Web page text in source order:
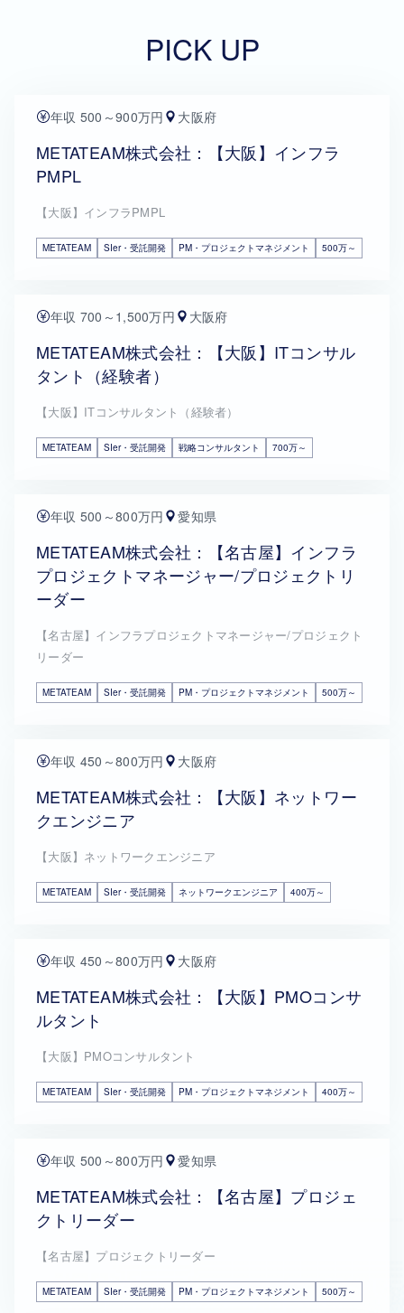
PICK UP
年収 500～900万円 大阪府
METATEAM株式会社：【大阪】インフラ
PMPL
【大阪】インフラPMPL
METATEAM SIer・受託開発 PM・プロジェクトマネジメント 500万～
年収 700～1,500万円 大阪府
METATEAM株式会社：【大阪】ITコンサル
タント（経験者）
【大阪】ITコンサルタント（経験者）
METATEAM SIer・受託開発 戦略コンサルタント 700万～
年収 500～800万円 愛知県
METATEAM株式会社：【名古屋】インフラ
プロジェクトマネージャー/プロジェクトリ
ーダー
【名古屋】インフラプロジェクトマネージャー/プロジェクト
リーダー
METATEAM SIer・受託開発 PM・プロジェクトマネジメント 500万～
年収 450～800万円 大阪府
METATEAM株式会社：【大阪】ネットワー
クエンジニア
【大阪】ネットワークエンジニア
METATEAM SIer・受託開発 ネットワークエンジニア 400万～
年収 450～800万円 大阪府
METATEAM株式会社：【大阪】PMOコンサ
ルタント
【大阪】PMOコンサルタント
METATEAM SIer・受託開発 PM・プロジェクトマネジメント 400万～
年収 500～800万円 愛知県
METATEAM株式会社：【名古屋】プロジェ
クトリーダー
【名古屋】プロジェクトリーダー
METATEAM SIer・受託開発 PM・プロジェクトマネジメント 500万～